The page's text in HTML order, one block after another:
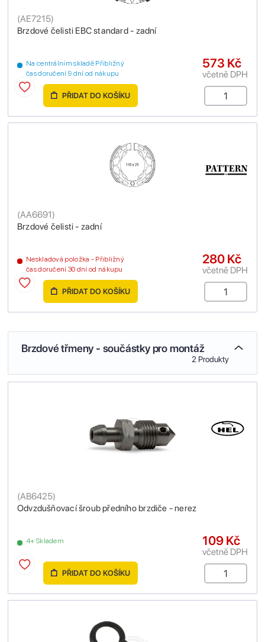
Brzdové čelisti EBC standard - zadní
(AE7215)
Na centrálním skladě Přibližný
čas doručení 9 dní od nákupu
573 Kč
včetně DPH
PŘIDAT DO KOŠÍKU
Brzdové čelisti - zadní
(AA6691)
Neskladová položka - Přibližný
čas doručení 30 dní od nákupu
280 Kč
včetně DPH
PŘIDAT DO KOŠÍKU
Brzdové třmeny - součástky pro montáž
2 Produkty
Odvzdušňovací šroub předního brzdiče - nerez
(AB6425)
4+ Skladem 109 Kč
včetně DPH
PŘIDAT DO KOŠÍKU